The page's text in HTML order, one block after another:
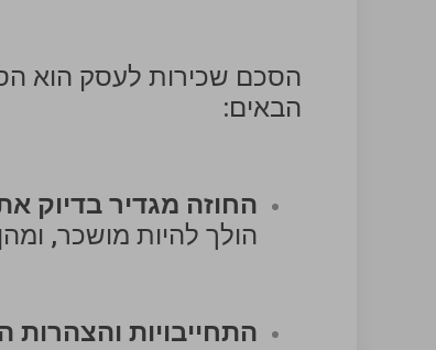
הסכם שכירות לעסק הוא
הבאים:
החוזה מגדיר בדיוק
הולך להיות מושכר,
התחייבויות והצהרות